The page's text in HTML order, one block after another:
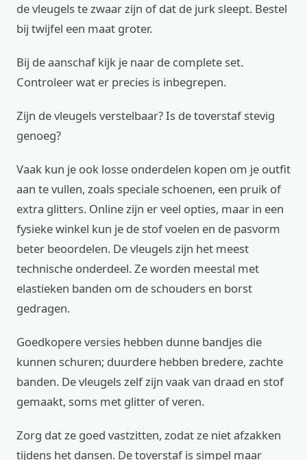
de vleugels te zwaar zijn of dat de jurk sleept. Bestel
bij twijfel een maat groter.
Bij de aanschaf kijk je naar de complete set.
Controleer wat er precies is inbegrepen.
Zijn de vleugels verstelbaar? Is de toverstaf stevig
genoeg?
Vaak kun je ook losse onderdelen kopen om je outfit
aan te vullen, zoals speciale schoenen, een pruik of
extra glitters. Online zijn er veel opties, maar in een
fysieke winkel kun je de stof voelen en de pasvorm
beter beoordelen. De vleugels zijn het meest
technische onderdeel. Ze worden meestal met
elastieken banden om de schouders en borst
gedragen.
Goedkopere versies hebben dunne bandjes die
kunnen schuren; duurdere hebben bredere, zachte
banden. De vleugels zelf zijn vaak van draad en stof
gemaakt, soms met glitter of veren.
Zorg dat ze goed vastzitten, zodat ze niet afzakken
tijdens het dansen. De toverstaf is simpel maar